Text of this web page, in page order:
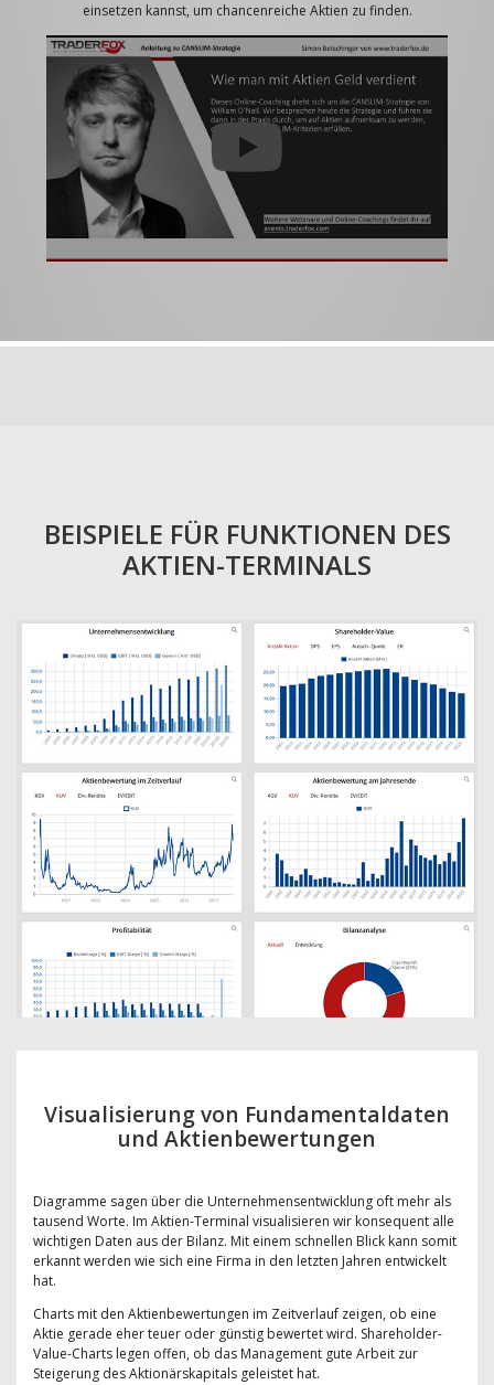
einsetzen kannst, um chancenreiche Aktien zu finden.
BEISPIELE FÜR FUNKTIONEN DES
AKTIEN-TERMINALS
Visualisierung von Fundamentaldaten
und Aktienbewertungen
Diagramme sagen über die Unternehmensentwicklung oft mehr als
tausend Worte. Im Aktien-Terminal visualisieren wir konsequent alle
wichtigen Daten aus der Bilanz. Mit einem schnellen Blick kann somit
erkannt werden wie sich eine Firma in den letzten Jahren entwickelt
hat.
Charts mit den Aktienbewertungen im Zeitverlauf zeigen, ob eine
Aktie gerade eher teuer oder günstig bewertet wird. Shareholder-
Value-Charts legen offen, ob das Management gute Arbeit zur
Steigerung des Aktionärskapitals geleistet hat.